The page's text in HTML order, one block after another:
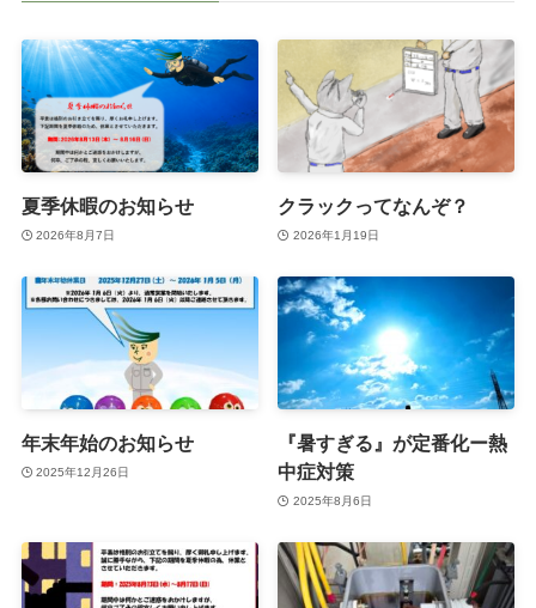
夏季休暇のお知らせ
2026年8月7日
クラックってなんぞ？
2026年1月19日
年末年始のお知らせ
2025年12月26日
『暑すぎる』が定番化ー熱
中症対策
2025年8月6日